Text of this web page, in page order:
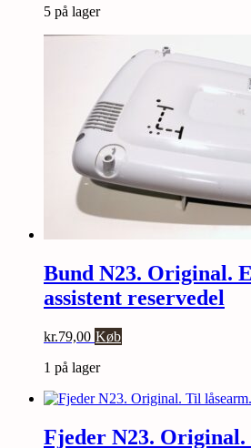
5 på lager
Bund N23. Original.
assistent reservedel
kr.79,00 Køb
1 på lager
Fjeder N23.